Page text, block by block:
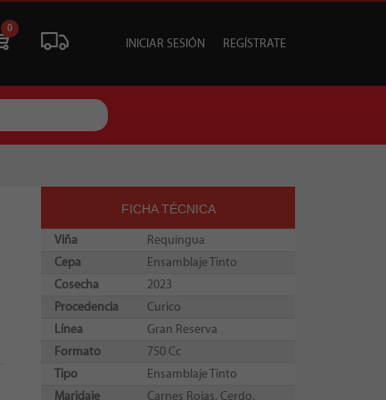
TU EVENTO
0
INICIAR SESIÓN REGÍSTRATE
FICHA TÉCNICA
Viña
Requingua
Cepa
Ensamblaje Tinto
Cosecha
2023
Procedencia
Curico
Línea
Gran Reserva
Formato
750 Cc
Tipo
Ensamblaje Tinto
Maridaje
Carnes Rojas, Cerdo.